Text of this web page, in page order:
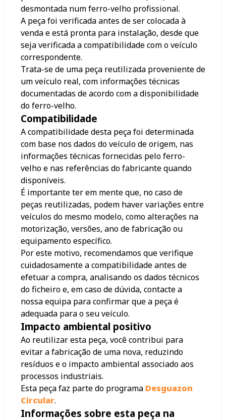
desmontada num ferro-velho profissional.
A peça foi verificada antes de ser colocada à
venda e está pronta para instalação, desde que
seja verificada a compatibilidade com o veículo
correspondente.
Trata-se de uma peça reutilizada proveniente de
um veículo real, com informações técnicas
documentadas de acordo com a disponibilidade
do ferro-velho.
Compatibilidade
A compatibilidade desta peça foi determinada
com base nos dados do veículo de origem, nas
informações técnicas fornecidas pelo ferro-
velho e nas referências do fabricante quando
disponíveis.
É importante ter em mente que, no caso de
peças reutilizadas, podem haver variações entre
veículos do mesmo modelo, como alterações na
motorização, versões, ano de fabricação ou
equipamento específico.
Por este motivo, recomendamos que verifique
cuidadosamente a compatibilidade antes de
efetuar a compra, analisando os dados técnicos
do ficheiro e, em caso de dúvida, contacte a
nossa equipa para confirmar que a peça é
adequada para o seu veículo.
Impacto ambiental positivo
Ao reutilizar esta peça, você contribui para
evitar a fabricação de uma nova, reduzindo
resíduos e o impacto ambiental associado aos
processos industriais.
Esta peça faz parte do programa Desguazon
Circular.
Informações sobre esta peça na